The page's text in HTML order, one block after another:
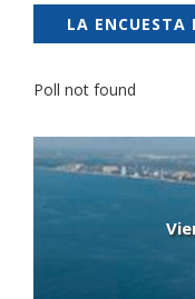
LA ENCUESTA
Poll not found